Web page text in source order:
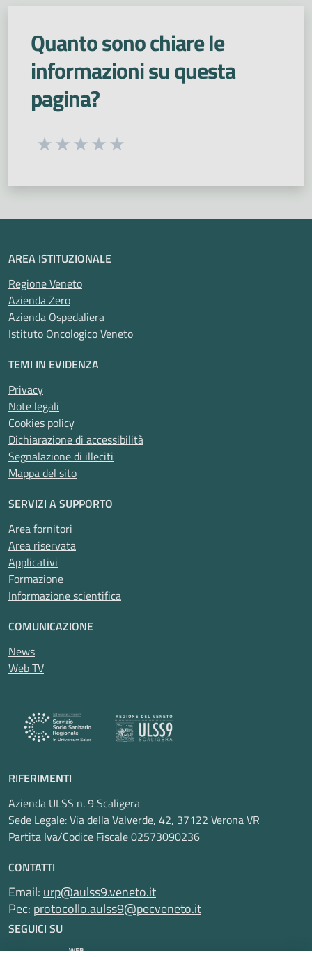
Quanto sono chiare le
informazioni su questa
pagina?
Seleziona una valutazione da 1 a 5 stelle
AREA ISTITUZIONALE
Regione Veneto
Azienda Zero
Azienda Ospedaliera
Istituto Oncologico Veneto
TEMI IN EVIDENZA
Privacy
Note legali
Cookies policy
Dichiarazione di accessibilità
Segnalazione di illeciti
Mappa del sito
SERVIZI A SUPPORTO
Area fornitori
Area riservata
Applicativi
Formazione
Informazione scientifica
COMUNICAZIONE
News
Web TV
RIFERIMENTI
Azienda ULSS n. 9 Scaligera
Sede Legale: Via della Valverde, 42, 37122 Verona VR
Partita Iva/Codice Fiscale 02573090236
CONTATTI
Email: urp@aulss9.veneto.it
Pec: protocollo.aulss9@pecveneto.it
SEGUICI SU